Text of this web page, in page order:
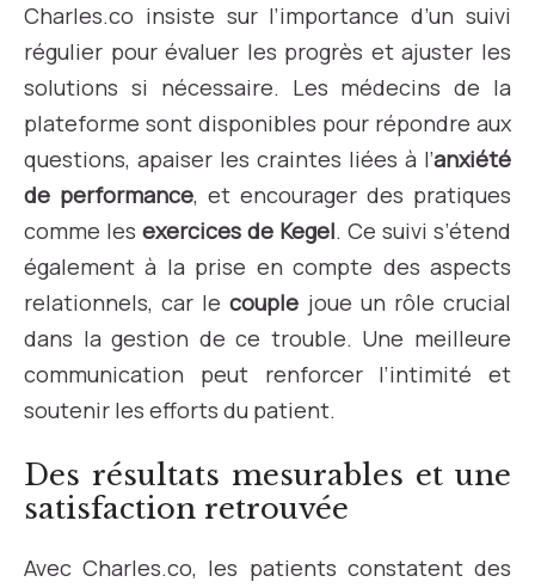
Charles.co insiste sur l’importance d’un suivi
régulier pour évaluer les progrès et ajuster les
solutions si nécessaire. Les médecins de la
plateforme sont disponibles pour répondre aux
questions, apaiser les craintes liées à l’anxiété
de performance, et encourager des pratiques
comme les exercices de Kegel. Ce suivi s’étend
également à la prise en compte des aspects
relationnels, car lecouple joue un rôle crucial
dans la gestion de ce trouble. Une meilleure
communication peut renforcer l’intimité et
soutenir les efforts du patient.
Des résultats mesurables et une
satisfaction retrouvée
Avec Charles.co, les patients constatent des